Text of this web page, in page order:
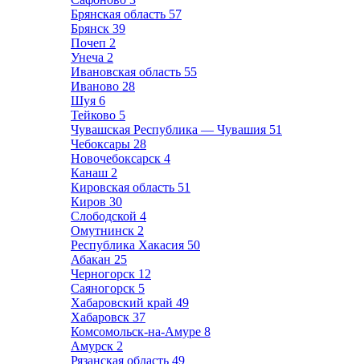
Брянская область 57
Брянск 39
Почеп 2
Унеча 2
Ивановская область 55
Иваново 28
Шуя 6
Тейково 5
Чувашская Республика — Чувашия 51
Чебоксары 28
Новочебоксарск 4
Канаш 2
Кировская область 51
Киров 30
Слободской 4
Омутнинск 2
Республика Хакасия 50
Абакан 25
Черногорск 12
Саяногорск 5
Хабаровский край 49
Хабаровск 37
Комсомольск-на-Амуре 8
Амурск 2
Рязанская область 49